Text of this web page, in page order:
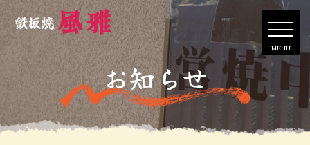
MENU
お知らせ